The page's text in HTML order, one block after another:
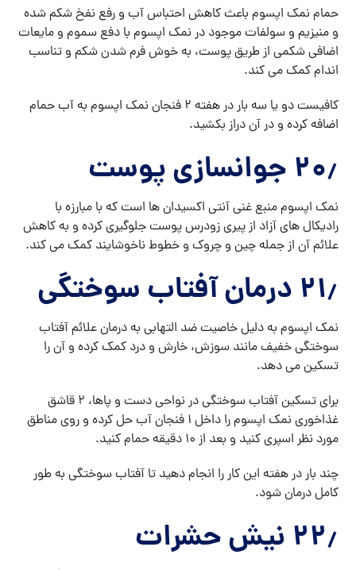
حمام نمک اپسوم باعث کاهش احتباس آب و رفع نفخ شکم شده
و منیزیم و سولفات موجود در نمک اپسوم با دفع سموم و مایعات
اضافی شکمی از طریق پوست، به خوش فرم شدن شکم و تناسب
اندام کمک می کند.
کافیست دو یا سه بار در هفته ۲ فنجان نمک اپسوم به آب حمام
اضافه کرده و در آن دراز بکشید.
۲۰٫ جوانسازی پوست
نمک اپسوم منبع غنی آنتی اکسیدان ها است که با مبارزه با
رادیکال های آزاد از پیری زودرس پوست جلوگیری کرده و به کاهش
علائم آن از جمله چین و چروک و خطوط ناخوشایند کمک می کند.
۲۱٫ درمان آفتاب سوختگی
نمک اپسوم به دلیل خاصیت ضد التهابی به درمان علائم آفتاب
سوختگی خفیف مانند سوزش، خارش و درد کمک کرده و آن را
تسکین می دهد.
برای تسکین آفتاب سوختگی در نواحی دست و پاها، ۲ قاشق
غذاخوری نمک اپسوم را داخل ۱ فنجان آب حل کرده و روی مناطق
مورد نظر اسپری کنید و بعد از ۱۰ دقیقه حمام کنید.
چند بار در هفته این کار را انجام دهید تا آفتاب سوختگی به طور
کامل درمان شود.
۲۲٫ نیش حشرات